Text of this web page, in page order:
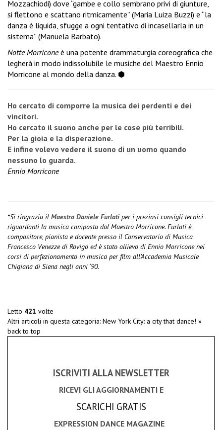
Mozzachiodi) dove “gambe e collo sembrano privi di giunture,
si flettono e scattano ritmicamente” (Maria Luiza Buzzi) e “la
danza è liquida, sfugge a ogni tentativo di incasellarla in un
sistema” (Manuela Barbato).
Notte Morriconeè una potente drammaturgia coreografica che
legherà in modo indissolubile le musiche del Maestro Ennio
Morricone al mondo della danza. ⬢
Ho cercato di comporre la musica dei perdenti e dei
vincitori.
Ho cercato il suono anche per le cose più terribili.
Per la gioia e la disperazione.
E infine volevo vedere il suono di un uomo quando
nessuno lo guarda.
Ennio Morricone
*Si ringrazia il Maestro Daniele Furlatiper i preziosi consigli tecnici
riguardanti la musica composta dal Maestro Morricone. Furlati è
compositore, pianista e docente presso il Conservatorio di Musica
Francesco Venezze di Rovigo ed è stato allievo di Ennio Morricone nei
corsi di perfezionamento in musica per film all’Accademia Musicale
Chigiana di Siena negli anni ‘90.
Letto 421 volte
Altri articoli in questa categoria: New York City: a city that dance! »
back to top
ISCRIVITI ALLA NEWSLETTER
RICEVI GLI AGGIORNAMENTI E
SCARICHI GRATIS
EXPRESSION DANCE MAGAZINE